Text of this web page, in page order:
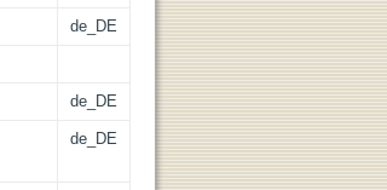
de_DE
de_DE
de_DE